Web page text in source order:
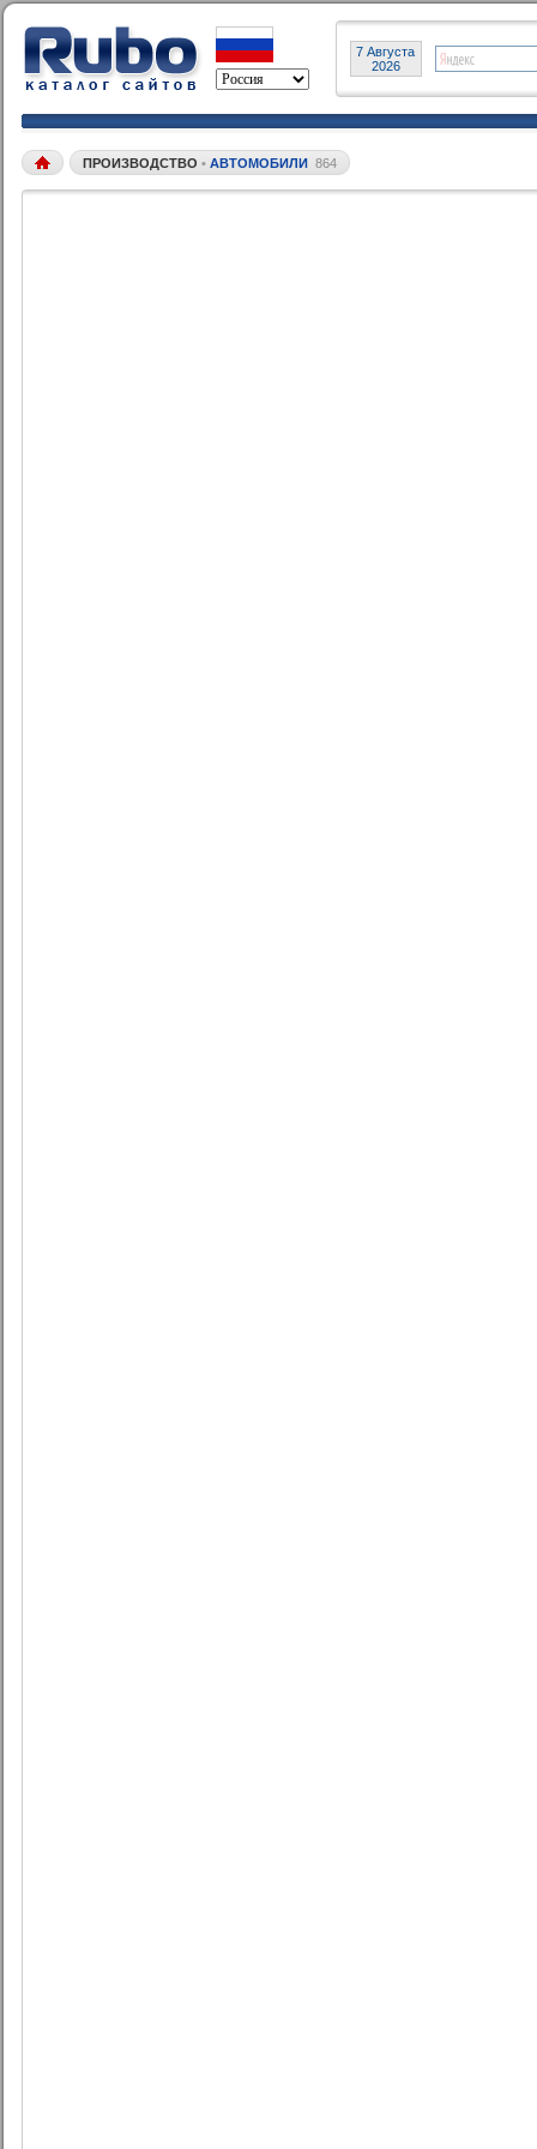
7 Августа
2026
ПРОИЗВОДСТВО • АВТОМОБИЛИ 864